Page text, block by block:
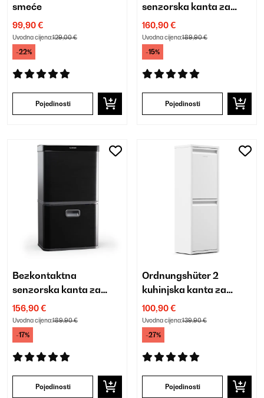
smeće
99,90 €
Uvodna cijena:129,00 €
-22%
Pojedinosti
senzorska kanta za
otpatke 56 l
160,90 €
Uvodna cijena:189,90 €
-15%
Pojedinosti
Bezkontaktna
senzorska kanta za
otpad 56 L
156,90 €
Uvodna cijena:189,90 €
-17%
Pojedinosti
Ordnungshüter 2
kuhinjska kanta za
smeće 36 L
100,90 €
Uvodna cijena:139,90 €
-27%
Pojedinosti